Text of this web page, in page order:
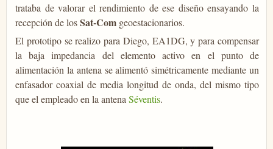
trataba de valorar el rendimiento de ese diseño ensayando la
recepción de losSat-Com geoestacionarios.
El prototipo se realizo para Diego, EA1DG, y para compensar
la baja impedancia del elemento activo en el punto de
alimentación la antena se alimentó simétricamente mediante un
enfasador coaxial de media longitud de onda, del mismo tipo
que el empleado en la antena Séventis.